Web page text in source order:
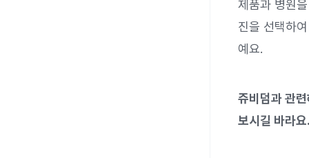
제품과 병원
진을 선택하
예요.
쥬비덤과 관
보시길 바라